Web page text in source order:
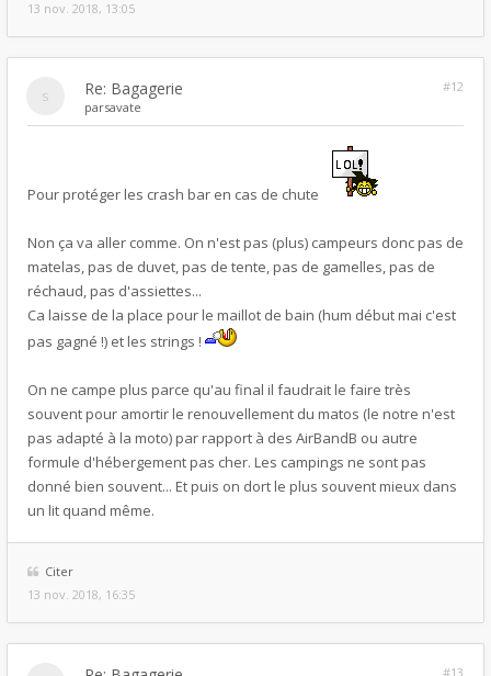
13 nov. 2018, 13:05
Re: Bagagerie
#12
parsavate
Pour protéger les crash bar en cas de chute
Non ça va aller comme. On n'est pas (plus) campeurs donc pas de
matelas, pas de duvet, pas de tente, pas de gamelles, pas de
réchaud, pas d'assiettes...
Ca laisse de la place pour le maillot de bain (hum début mai c'est
pas gagné !) et les strings !
On ne campe plus parce qu'au final il faudrait le faire très
souvent pour amortir le renouvellement du matos (le notre n'est
pas adapté à la moto) par rapport à des AirBandB ou autre
formule d'hébergement pas cher. Les campings ne sont pas
donné bien souvent... Et puis on dort le plus souvent mieux dans
un lit quand même.
Citer
13 nov. 2018, 16:35
#13